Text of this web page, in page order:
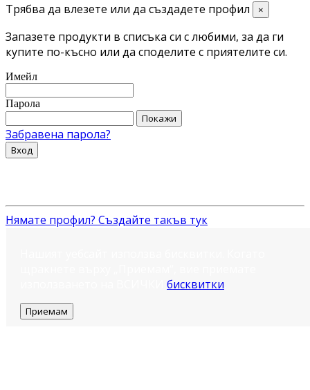
Трябва да влезете или да създадете профил ×
Запазете продукти в списъка си с любими, за да ги
купите по-късно или да споделите с приятелите си.
Имейл
Парола
Покажи
Забравена парола?
Вход
Нямате профил? Създайте такъв тук
бисквитки
Приемам